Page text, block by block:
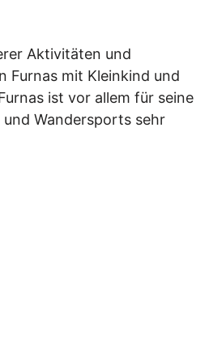
Aktivitäten und
Furnas mit Kleinkind und
ist vor allem für seine
Wandersports sehr